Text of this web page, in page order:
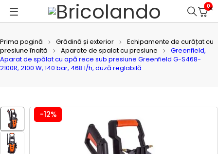
0
Prima pagină Grădină și exterior
Echipamente de curățat cu
presiune înaltă
Aparate de spalat cu presiune
Greenfield,
Aparat de spălat cu apă rece sub presiune Greenfield G-S468-
2100R, 2100 W, 140 bar, 468 l/h, duză reglabilă
-12%